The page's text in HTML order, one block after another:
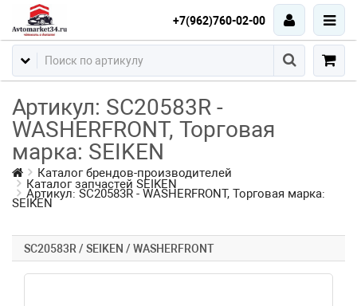
+7(962)760-02-00
Артикул: SC20583R -
WASHERFRONT, Торговая
марка: SEIKEN
Каталог брендов-производителей
Каталог запчастей SEIKEN
Артикул: SC20583R - WASHERFRONT, Торговая марка:
SEIKEN
SC20583R / SEIKEN / WASHERFRONT